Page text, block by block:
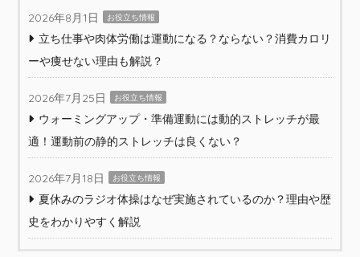
2026年8月1日 お役立ち情報
立ち仕事や肉体労働は運動になる？ならない？消費カロリ
ーや痩せない理由も解説？
2026年7月25日 お役立ち情報
ウォーミングアップ・準備運動には動的ストレッチが最
適！運動前の静的ストレッチは良くない？
2026年7月18日 お役立ち情報
夏休みのラジオ体操はなぜ実施されているのか？理由や歴
史をわかりやすく解説